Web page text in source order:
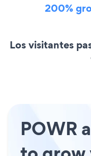
200%
Los visitantes
POWR